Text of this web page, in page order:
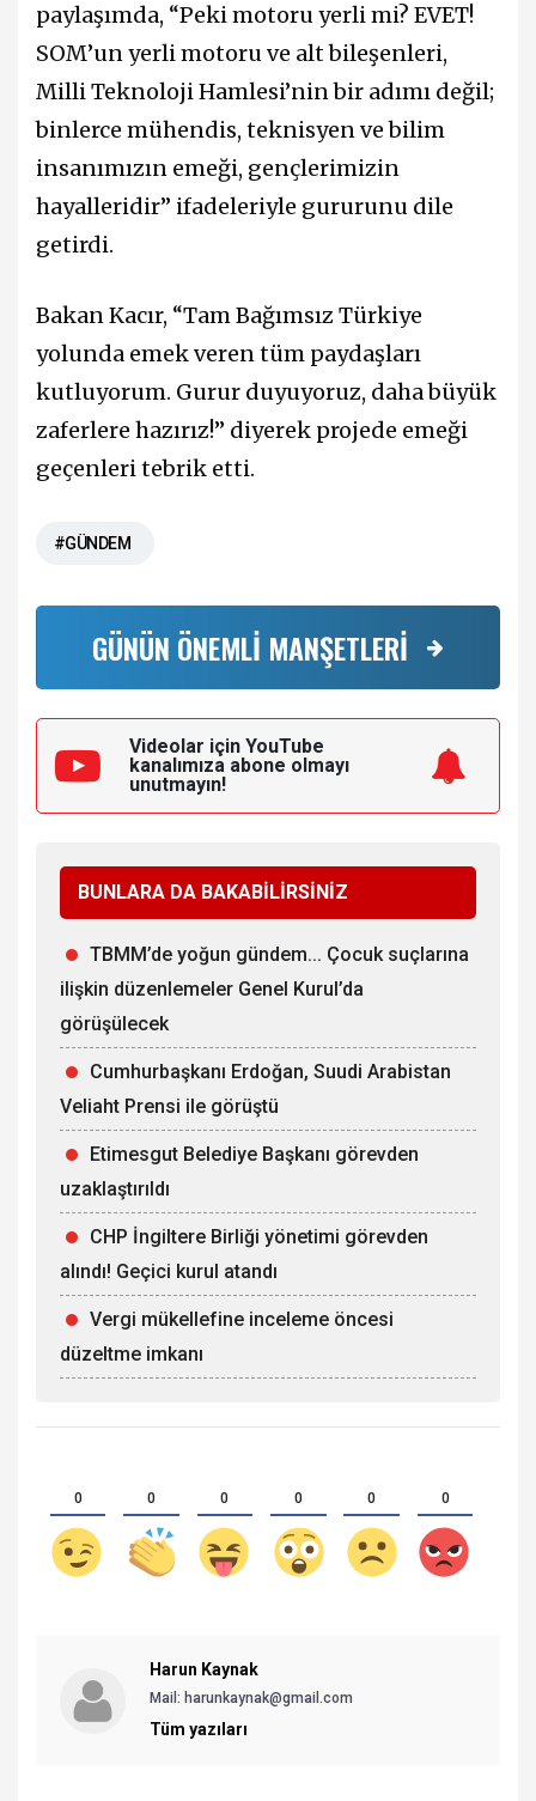
paylaşımda, “Peki motoru yerli mi? EVET!
SOM’un yerli motoru ve alt bileşenleri,
Milli Teknoloji Hamlesi’nin bir adımı değil;
binlerce mühendis, teknisyen ve bilim
insanımızın emeği, gençlerimizin
hayalleridir” ifadeleriyle gururunu dile
getirdi.
Bakan Kacır, “Tam Bağımsız Türkiye
yolunda emek veren tüm paydaşları
kutluyorum. Gurur duyuyoruz, daha büyük
zaferlere hazırız!” diyerek projede emeği
geçenleri tebrik etti.
#GÜNDEM
GÜNÜN ÖNEMLİ MANŞETLERİ
Videolar için YouTube
kanalımıza abone olmayı
unutmayın!
BUNLARA DA BAKABİLİRSİNİZ
TBMM’de yoğun gündem... Çocuk suçlarına
ilişkin düzenlemeler Genel Kurul’da
görüşülecek
Cumhurbaşkanı Erdoğan, Suudi Arabistan
Veliaht Prensi ile görüştü
Etimesgut Belediye Başkanı görevden
uzaklaştırıldı
CHP İngiltere Birliği yönetimi görevden
alındı! Geçici kurul atandı
Vergi mükellefine inceleme öncesi
düzeltme imkanı
0 0 0 0 0 0
Harun Kaynak
Mail: harunkaynak@gmail.com
Tüm yazıları